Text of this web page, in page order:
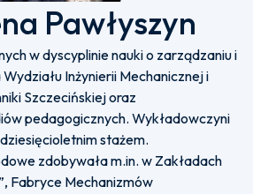
Pawłyszyn
w dyscyplinie nauki o zarządzaniu i
Inżynierii Mechanicznej i
Szczecińskiej oraz
pedagogicznych. Wykładowczyni
stażem.
zdobywała m.in. w Zakładach
Fabryce Mechanizmów